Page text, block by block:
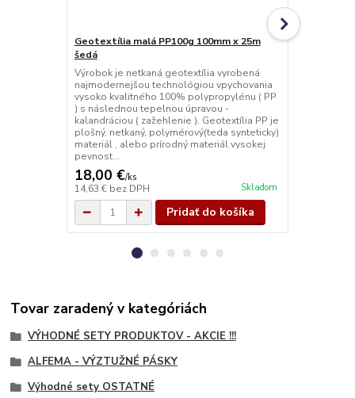
Geotextília malá PP100g 100mm x 25m
šedá
Výrobok je netkaná geotextília vyrobená
najmodernejšou technológiou vpychovania
vysoko kvalitného 100% polypropylénu ( PP
) s následnou tepelnou úpravou -
kalandráciou ( zažehlenie ). Geotextília PP je
plošný, netkaný, polymérový(teda synteticky)
materiál , alebo prírodný materiál vysokej
pevnost...
18,00 €/ks
14,63 € bez DPH Skladom
Pridať do košíka
Tovar zaradený v kategóriách
VÝHODNÉ SETY PRODUKTOV - AKCIE !!!
ALFEMA - VÝZTUŽNÉ PÁSKY
Výhodné sety OSTATNÉ